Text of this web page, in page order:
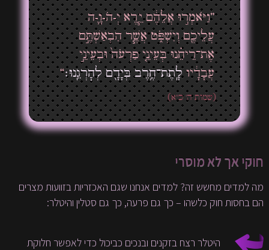
”וַיֹּאמְר֣וּ אֲלֵהֶ֔ם יֵ֧רֶא יְ-הֹ-וָ֛-ה
עֲלֵיכֶ֖ם וְיִשְׁפֹּ֑ט אֲשֶׁ֧ר הִבְאַשְׁתֶּ֣ם
אֶת־רֵיחֵ֗נוּ בְּעֵינֵ֤י פַרְעֹה֙ וּבְעֵינֵ֣י
עֲבָדָ֔יולָֽתֶת־חֶ֥רֶב בְּיָדָ֖ם לְהׇרְגֵֽנוּ׃“
(שמות ה' כ"א)
חוקי אך לא מוסרי
מה למדים מחשש זה? למדים אנחנו שגם האכזריות בזוועות מצרים
הם בחסות חוק כלשהו – כך גם פרעה, כך גם סטלין והיטלר:
היטלר רצח בזקנים ובנכים כביכול כדי לאפשר חלוקת